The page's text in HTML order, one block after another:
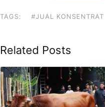
TAGS: #JUAL KONSENTRAT
Related Posts